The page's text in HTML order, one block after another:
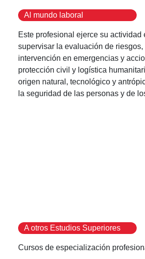
Al mundo laboral
Este profesional ejerce su actividad
supervisar la evaluación de
intervención en emergencias y
protección civil y logística
origen natural, tecnológico y
la seguridad de las personas y de
A otros Estudios Superiores
Cursos de especialización